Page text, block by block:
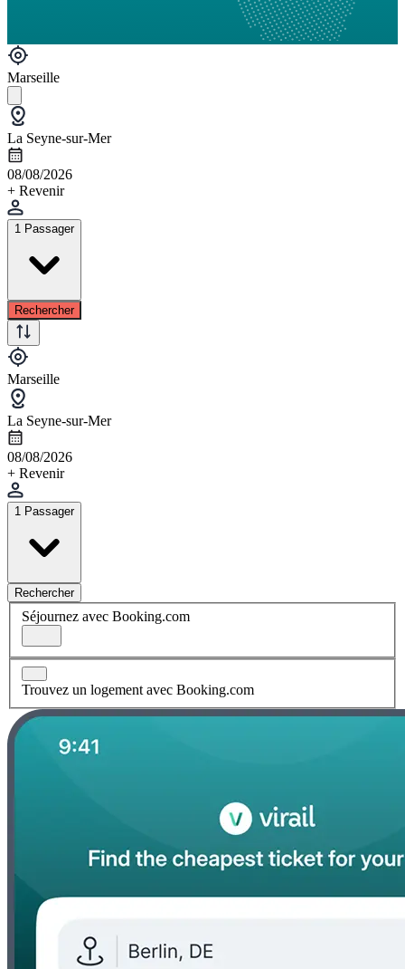
Marseille
La Seyne-sur-Mer
08/08/2026
+ Revenir
1 Passager
Rechercher
Marseille
La Seyne-sur-Mer
08/08/2026
+ Revenir
1 Passager
Rechercher
Séjournez avec Booking.com
Trouvez un logement avec Booking.com